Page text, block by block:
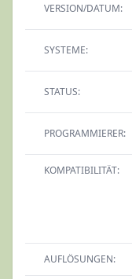
VERSION/DATUM:
SYSTEME:
STATUS:
PROGRAMMIERER:
KOMPATIBILITÄT:
AUFLÖSUNGEN: